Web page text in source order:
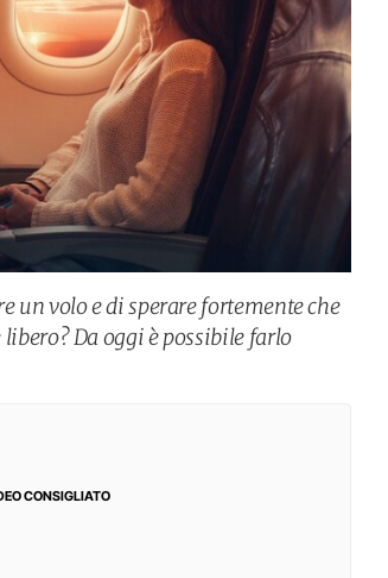
un volo e di sperare fortemente che
Da oggi è possibile farlo
CONSIGLIATO